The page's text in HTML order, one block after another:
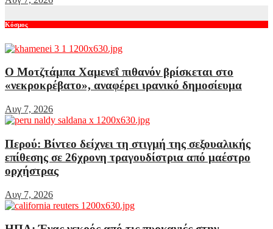
Κόσμος
Ο Μοτζτάμπα Χαμενεΐ πιθανόν βρίσκεται στο
«νεκροκρέβατο», αναφέρει ιρανικό δημοσίευμα
Αυγ 7, 2026
Περού: Βίντεο δείχνει τη στιγμή της σεξουαλικής
επίθεσης σε 26χρονη τραγουδίστρια από μαέστρο
ορχήστρας
Αυγ 7, 2026